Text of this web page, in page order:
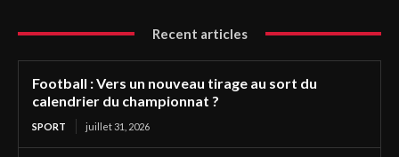
Recent articles
Football : Vers un nouveau tirage au sort du
calendrier du championnat ?
SPORT juillet 31, 2026